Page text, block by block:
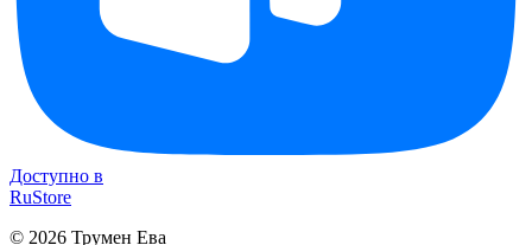
Доступно в
RuStore
© 2026 Трумен Ева